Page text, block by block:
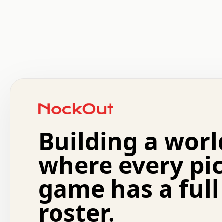
.   +   .   .   o   .   .   .   .   .   .   :   .
.   .   .   o   .   .   .   .   .   .   .   .   x   .
.   .   .   .   +   .   .   .   .   .   .   .   +
.   :   .   .   .   .   .   .   .   .   o   .   .
.   .   .   x   .   .   .   .   .   .   :   .   .   o
.   .   .   .   :   .   .   .   .   o   .   .   .
+   .   .   :   .   .   .   .   .   .   .   .   .
.   .   .   .   .   .   .   :   .   .   .   .   .
.   .   .   .   .   .   .   +   .   .   x   .   .
.   .   .   .   .   :   +   .   .   .   .   .   o
Building a
where every
game has a full
roster.